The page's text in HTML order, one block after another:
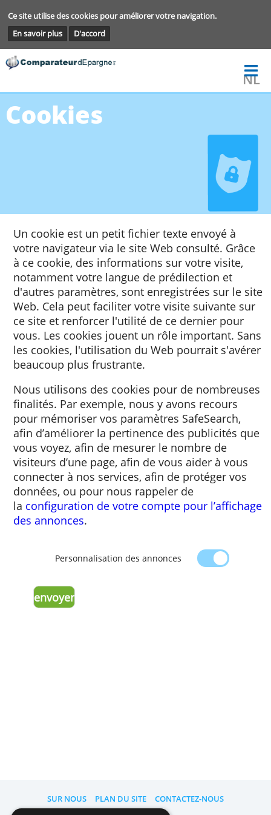
Ce site utilise des cookies pour améliorer votre navigation.
En savoir plus
D'accord
Cookies
Un cookie est un petit fichier texte envoyé à
votre navigateur via le site Web consulté.
à ce cookie, des informations sur votre
notamment votre langue de prédilection et
d'autres paramètres, sont enregistrées sur
Web. Cela peut faciliter votre visite
ce site et renforcer l'utilité de ce dernier
vous. Les cookies jouent un rôle important.
les cookies, l'utilisation du Web pourrait
beaucoup plus frustrante.
Nous utilisons des cookies pour de
finalités. Par exemple, nous y avons recours
pour mémoriser vos paramètres
afin d’améliorer la pertinence des
vous voyez, afin de mesurer le nombre de
visiteurs d’une page, afin de vous aider à
données, ou pour nous rappeler de
des annonces